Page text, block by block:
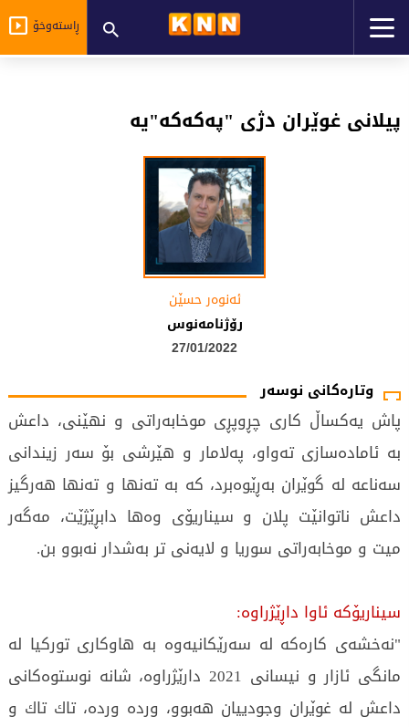
ڕاستەوخۆ
پيلانى غوێران دژى "پەكەكە"يە
ئەنوەر حسێن
رۆژنامەنوس
27/01/2022
وتارەکانی نوسەر
پاش يەكساڵ كارى چڕوپڕى موخابەراتى و نهێنى، داعش
بە ئامادەسازى تەواو، پەلامار و هێرشى بۆ سەر زيندانى
سەناعە لە گوێران بەڕێوەبرد، كە بە تەنها و تەنها هەرگيز
داعش ناتوانێت پلان و سيناريۆى وەها دابڕێژێت، مەگەر
ميت و موخابەراتى سوريا و لايەنى تر بەشدار نەبوو بن.
سيناريۆكە ئاوا داڕێژراوە:
"نەخشەى كارەكە لە سەرێكانيەوە بە هاوكارى توركيا لە
مانگى ئازار و نيسانى 2021 دارێژراوە، شانە نوستوەكانى
داعش لە غوێران وجودييان هەبوو، وردە وردە، تاك تاك و